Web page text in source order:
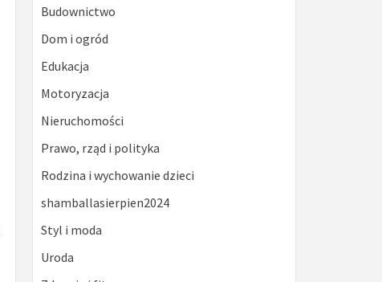
Budownictwo
Dom i ogród
Edukacja
Motoryzacja
Nieruchomości
Prawo, rząd i polityka
Rodzina i wychowanie dzieci
shamballasierpien2024
Styl i moda
Uroda